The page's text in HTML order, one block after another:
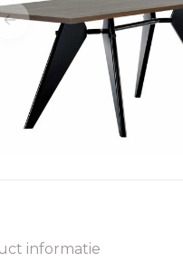
informatie